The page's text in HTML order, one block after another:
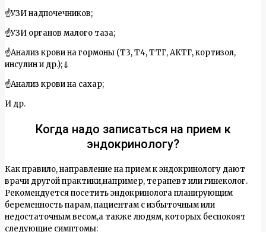
☝УЗИ надпочечников;
☝УЗИ органов малого таза;
☝Анализ крови на гормоны (Т3, Т4, ТТГ, АКТГ, кортизол,
инсулин и др.);💉
☝Анализ крови на сахар;
И др.
Когда надо записаться на прием к
эндокринологу?
Как правило, направление на прием к эндокринологу дают
врачи другой практики,например, терапевт или гинеколог.
Рекомендуется посетить эндокринолога планирующим
беременность парам, пациентам с избыточным или
недостаточным весом,а также людям, которых беспокоят
следующие симптомы: